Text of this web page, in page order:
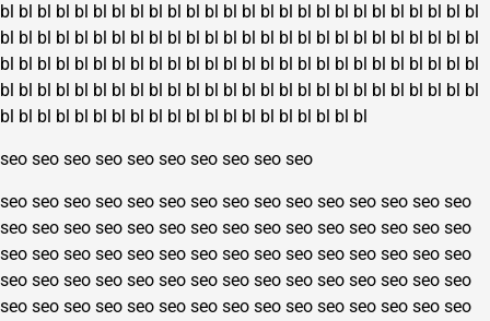
bl bl bl bl bl bl bl bl bl bl bl bl bl bl bl bl bl bl bl bl bl bl bl bl bl bl
bl bl bl bl bl bl bl bl bl bl bl bl bl bl bl bl bl bl bl bl bl bl bl bl bl bl
bl bl bl bl bl bl bl bl bl bl bl bl bl bl bl bl bl bl bl bl bl bl bl bl bl bl
bl bl bl bl bl bl bl bl bl bl bl bl bl bl bl bl bl bl bl bl bl bl bl bl bl bl
bl bl bl bl bl bl bl bl bl bl bl bl bl bl bl bl bl bl bl bl
seo seo seo seo seo seo seo seo seo seo
seo seo seo seo seo seo seo seo seo seo seo seo seo seo seo
seo seo seo seo seo seo seo seo seo seo seo seo seo seo seo
seo seo seo seo seo seo seo seo seo seo seo seo seo seo seo
seo seo seo seo seo seo seo seo seo seo seo seo seo seo seo
seo seo seo seo seo seo seo seo seo seo seo seo seo seo seo